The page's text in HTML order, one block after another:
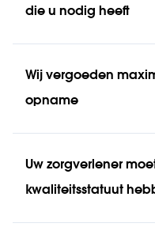
die u nodig heeft
Wij vergoeden
opname
Uw zorgverlener
kwaliteitsstatuut